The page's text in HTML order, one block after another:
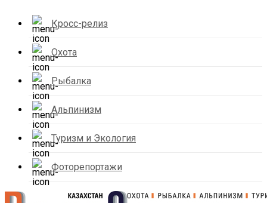
Кросс-релиз
Охота
Рыбалка
Альпинизм
Туризм и Экология
Фоторепортажи